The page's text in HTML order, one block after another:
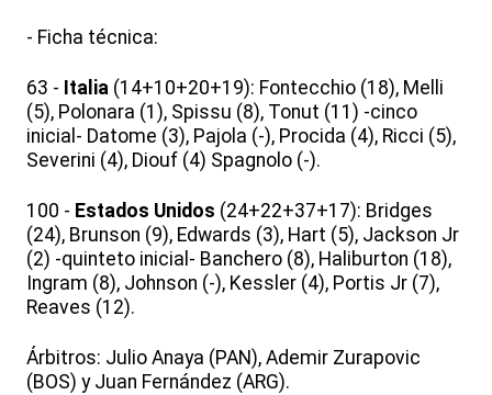
- Ficha técnica:
63 - Italia (14+10+20+19): Fontecchio (18), Melli
(5), Polonara (1), Spissu (8), Tonut (11) -cinco
inicial- Datome (3), Pajola (-), Procida (4), Ricci (5),
Severini (4), Diouf (4) Spagnolo (-).
100 - Estados Unidos (24+22+37+17): Bridges
(24), Brunson (9), Edwards (3), Hart (5), Jackson Jr
(2) -quinteto inicial- Banchero (8), Haliburton (18),
Ingram (8), Johnson (-), Kessler (4), Portis Jr (7),
Reaves (12).
Árbitros: Julio Anaya (PAN), Ademir Zurapovic
(BOS) y Juan Fernández (ARG).